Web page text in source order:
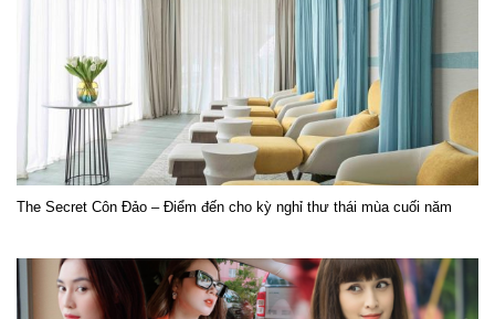
The Secret Côn Đảo – Điểm đến cho kỳ nghỉ thư thái mùa cuối năm